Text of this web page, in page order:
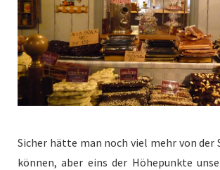
Sich­er hätte man noch viel mehr von der
kön­nen, aber eins der Höhep­unk­te